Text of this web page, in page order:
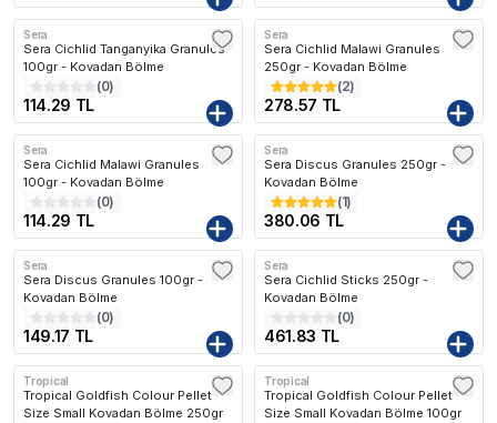
Sera
Sera Cichlid Tanganyika Granules
100gr - Kovadan Bölme
(0)
114.29 TL
Sera
Sera Cichlid Malawi Granules
250gr - Kovadan Bölme
(2)
278.57 TL
Sera
Sera Cichlid Malawi Granules
100gr - Kovadan Bölme
(0)
114.29 TL
Sera
Sera Discus Granules 250gr -
Kovadan Bölme
(1)
380.06 TL
Sera
Sera Discus Granules 100gr -
Kovadan Bölme
(0)
149.17 TL
Sera
Sera Cichlid Sticks 250gr -
Kovadan Bölme
(0)
461.83 TL
Tropical
Tropical Goldfish Colour Pellet
Size Small Kovadan Bölme 250gr
Tropical
Tropical Goldfish Colour Pellet
Size Small Kovadan Bölme 100gr